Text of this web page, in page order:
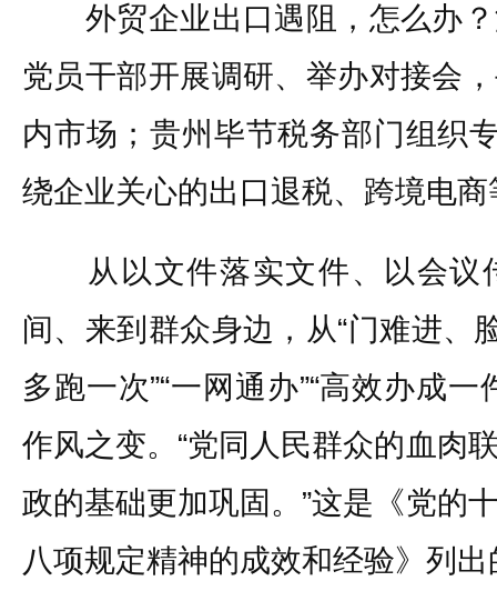
外贸企业出口遇阻，怎么办？
党员干部开展调研、举办对接会
内市场；贵州毕节税务部门组织
绕企业关心的出口退税、跨境电
从以文件落实文件、以会议
间、来到群众身边，从“门难进、
多跑一次”“一网通办”“高效办成
作风之变。“党同人民群众的血肉
政的基础更加巩固。”这是《党的
八项规定精神的成效和经验》列